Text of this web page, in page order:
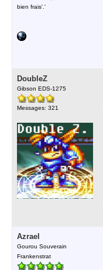
bien frais'.'
DoubleZ
Gibson EDS-1275
Messages: 321
Azrael
Gourou Souverain
Frankenstrat